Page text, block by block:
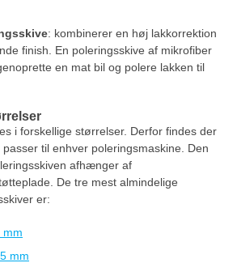
: kombinerer en høj lakkorrektion
finish. En poleringsskive af mikrofiber
en mat bil og polere lakken til
i forskellige størrelser. Derfor findes der
til enhver poleringsmaskine. Den
afhænger af
De tre mest almindelige
er:
mm
mm